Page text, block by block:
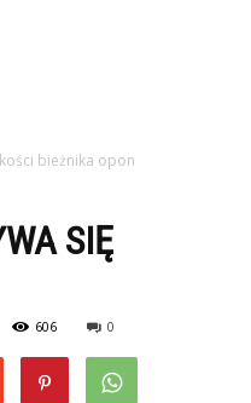
bieżnika opon
SIĘ
606 0